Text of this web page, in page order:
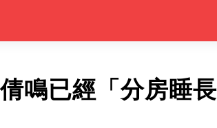
鳴已經「分房睡長